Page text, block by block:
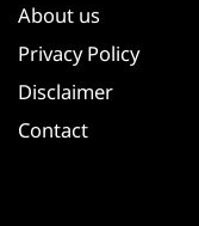
About us
Privacy Policy
Disclaimer
Contact